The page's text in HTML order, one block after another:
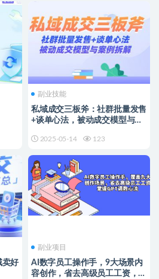
副业技能
私域成交三板斧：社群批量发售
+谈单心法，被动成交模型与案
2025-05-14 123
卖好
副业项目
AI数字员工操作手，9大场景内
容创作，省去高级员工工资，掌